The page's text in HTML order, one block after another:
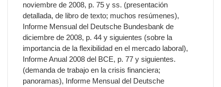
noviembre de 2008, p. 75 y ss. (presentación
detallada, de libro de texto; muchos resúmenes),
Informe Mensual del Deutsche Bundesbank de
diciembre de 2008, p. 44 y siguientes (sobre la
importancia de la flexibilidad en el mercado laboral),
Informe Anual 2008 del BCE, p. 77 y siguientes.
(demanda de trabajo en la crisis financiera;
panoramas), Informe Mensual del Deutsche